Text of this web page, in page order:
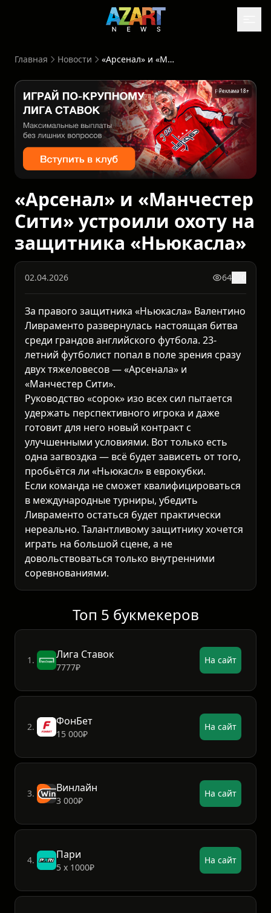
Главная Новости «Арсенал» и «Манчестер Сити» устроили охоту на защитника «Ньюкасла»
Реклама 18+
«Арсенал» и «Манчестер
Сити» устроили охоту на
защитника «Ньюкасла»
02.04.2026 64
За правого защитника «Ньюкасла» Валентино
Ливраменто развернулась настоящая битва
среди грандов английского футбола. 23-
летний футболист попал в поле зрения сразу
двух тяжеловесов — «Арсенала» и
«Манчестер Сити».
Руководство «сорок» изо всех сил пытается
удержать перспективного игрока и даже
готовит для него новый контракт с
улучшенными условиями. Вот только есть
одна загвоздка — всё будет зависеть от того,
пробьётся ли «Ньюкасл» в еврокубки.
Если команда не сможет квалифицироваться
в международные турниры, убедить
Ливраменто остаться будет практически
нереально. Талантливому защитнику хочется
играть на большой сцене, а не
довольствоваться только внутренними
соревнованиями.
Топ 5 букмекеров
1. Лига Ставок
7777₽
На сайт
2. ФонБет
15 000₽
На сайт
3. Винлайн
3 000₽
На сайт
4. Пари
5 х 1000₽
На сайт